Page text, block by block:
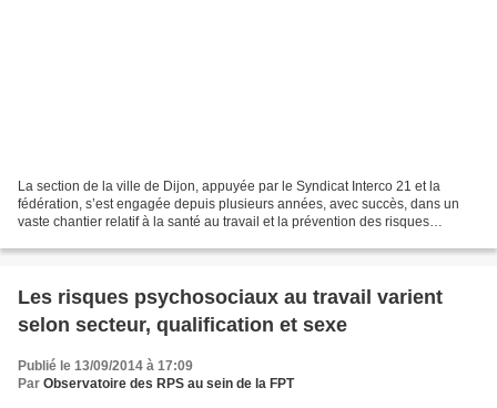
La section de la ville de Dijon, appuyée par le Syndicat Interco 21 et la
fédération, s’est engagée depuis plusieurs années, avec succès, dans un
vaste chantier relatif à la santé au travail et la prévention des risques
Les risques psychosociaux au travail varient
selon secteur, qualification et sexe
Publié le 13/09/2014 à 17:09
Par Observatoire des RPS au sein de la FPT